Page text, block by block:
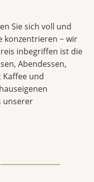
Sie sich voll und
konzentrieren − wir
inbegriffen ist die
Abendessen,
Kaffee und
unserer